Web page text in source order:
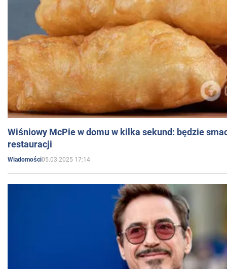
Wiśniowy McPie w domu w kilka sekund: będzie
restauracji
Wiadomości05.03.2025 17:14